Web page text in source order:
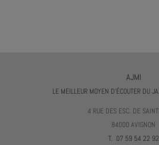
AJMI
LE MEILLEUR MOYEN D'ÉCOUTER DU
4 RUE DES ESC. DE
84000 AVIGNON
T. 07 59 54 22 92